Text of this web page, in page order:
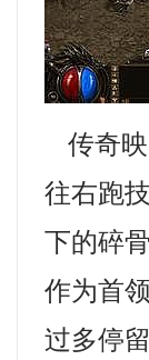
传奇映
往右跑
下的碎
作为首
过多停